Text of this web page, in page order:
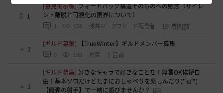
1
[意見掲示板]フィードバック構造そのものへの懸念（サイレ
ント離脱と可視化の限界について）
1 158 浅井ジークフリード配信者 19 時間前
2
[ギルド募集] 【TrueWinter】ギルドメンバー募集
0 188 倉葉 1 日前
2
[ギルド募集]好きなキャラで好きなことを！無言OK挨拶自
由！基本ソロだけどたまにおしゃべりを楽しんだり(*'ω'*)
【魔弾の射手】で一緒に遊びませんか？